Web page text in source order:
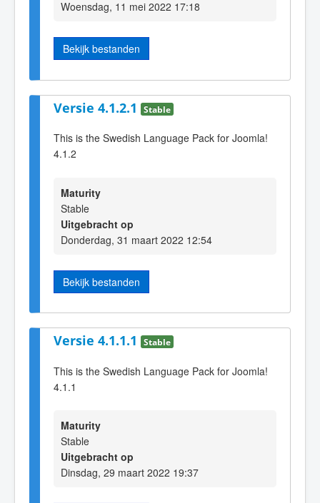
Woensdag, 11 mei 2022 17:18
Bekijk bestanden
Versie 4.1.2.1 Stable
This is the Swedish Language Pack for Joomla!
4.1.2
Maturity
Stable
Uitgebracht op
Donderdag, 31 maart 2022 12:54
Bekijk bestanden
Versie 4.1.1.1 Stable
This is the Swedish Language Pack for Joomla!
4.1.1
Maturity
Stable
Uitgebracht op
Dinsdag, 29 maart 2022 19:37